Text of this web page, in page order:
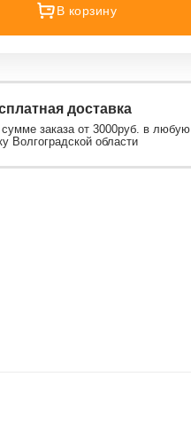
В корзину
доставка
сумме заказа от 3000руб. в любую
Волгоградской области